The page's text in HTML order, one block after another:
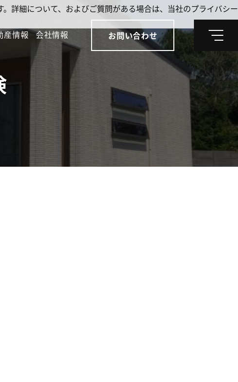
産情報 会社情報 お問い合わせ
メ
ー
詳細について、およびご質問がある場合は、当社のプライバシー